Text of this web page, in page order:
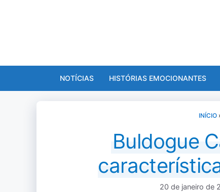
NOTÍCIAS HISTÓRIAS EMOCIONANTES
INÍCIO
Buldogue
20 de janeiro de